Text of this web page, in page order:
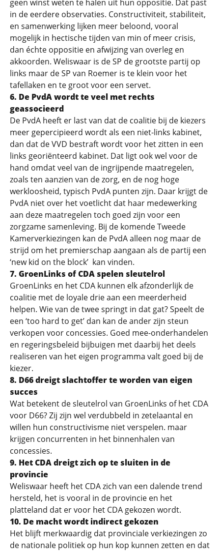
geen winst weten te halen uit hun oppositie. Dat past
in de eerdere observaties. Constructiviteit, stabiliteit,
en samenwerking lijken meer beloond, vooral
mogelijk in hectische tijden van min of meer crisis,
dan échte oppositie en afwijzing van overleg en
akkoorden. Weliswaar is de SP de grootste partij op
links maar de SP van Roemer is te klein voor het
tafellaken en te groot voor een servet.
6. De PvdA wordt te veel met rechts
geassocieerd
De PvdA heeft er last van dat de coalitie bij de kiezers
meer gepercipieerd wordt als een niet-links kabinet,
dan dat de VVD bestraft wordt voor het zitten in een
links georiënteerd kabinet. Dat ligt ook wel voor de
hand omdat veel van de ingrijpende maatregelen,
zoals ten aanzien van de zorg, en de nog hoge
werkloosheid, typisch PvdA punten zijn. Daar krijgt de
PvdA niet over het voetlicht dat haar medewerking
aan deze maatregelen toch goed zijn voor een
zorgzame samenleving. Bij de komende Tweede
Kamerverkiezingen kan de PvdA alleen nog maar de
strijd om het premierschap aangaan als de partij een
‘new kid on the block’ kan vinden.
7. GroenLinks of CDA spelen sleutelrol
GroenLinks en het CDA kunnen elk afzonderlijk de
coalitie met de loyale drie aan een meerderheid
helpen. Wie van de twee springt in dat gat? Speelt de
een ‘too hard to get’ dan kan de ander zijn steun
verkopen voor concessies. Goed mee-onderhandelen
en regeringsbeleid bijbuigen met daarbij het deels
realiseren van het eigen programma valt goed bij de
kiezer.
8. D66 dreigt slachtoffer te worden van eigen
succes
Wat betekent de sleutelrol van GroenLinks of het CDA
voor D66? Zij zijn wel verdubbeld in zetelaantal en
willen hun constructivisme niet verspelen. maar
krijgen concurrenten in het binnenhalen van
concessies.
9. Het CDA dreigt zich op te sluiten in de
provincie
Weliswaar heeft het CDA zich van een dalende trend
hersteld, het is vooral in de provincie en het
platteland dat er voor het CDA gekozen wordt.
10. De macht wordt indirect gekozen
Het blijft merkwaardig dat provinciale verkiezingen zo
de nationale politiek op hun kop kunnen zetten en dat